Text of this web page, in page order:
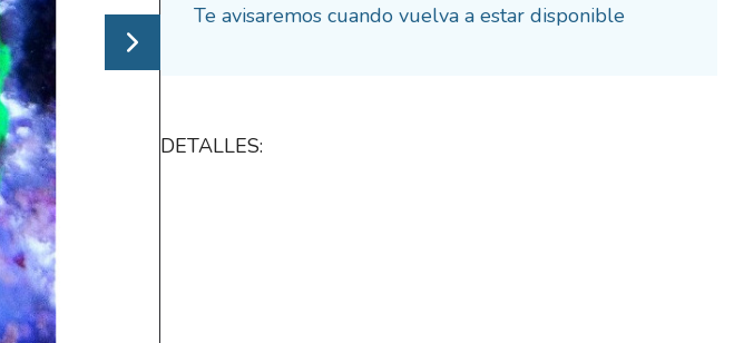
Te avisaremos cuando vuelva a estar disponible
DETALLES: